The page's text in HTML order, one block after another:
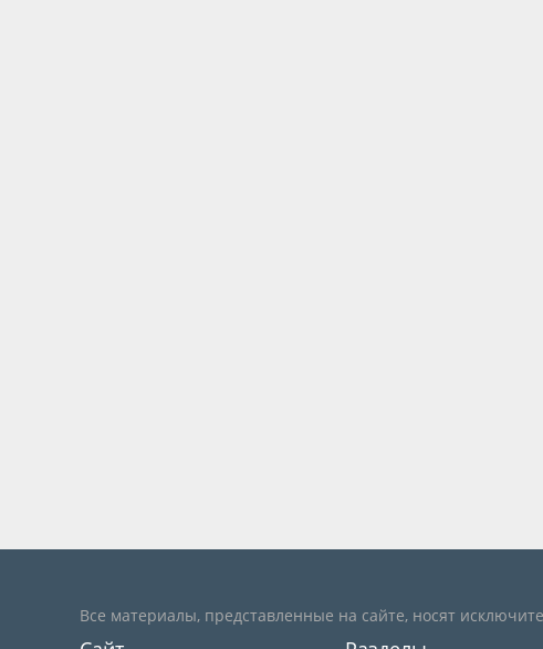
Все материалы, представленные на сайте, носят